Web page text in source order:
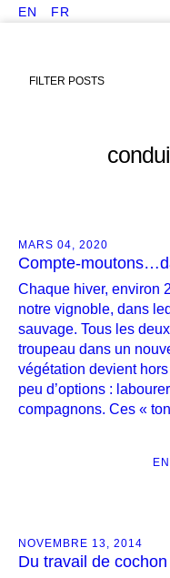
EN FR
FILTER POSTS
MARS 04, 2020
Compte-
Chaque hiver, environ
notre vignoble, dans
sauvage. Tous les
troupeau dans un
végétation devient
peu d’options :
compagnons. Ces «
NOVEMBRE 13, 2014
Du travail de cochon